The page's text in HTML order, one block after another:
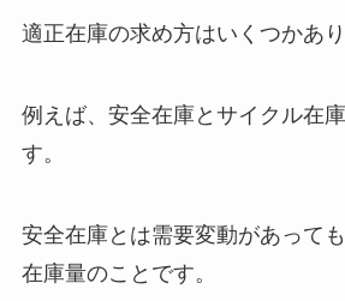
適正在庫の求め方はいくつかあり
例えば、安全在庫とサイクル在
す。
安全在庫とは需要変動があって
在庫量のことです。